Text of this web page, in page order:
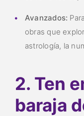
Avanzados:
obras que
astrología, la
2. Ten
baraja